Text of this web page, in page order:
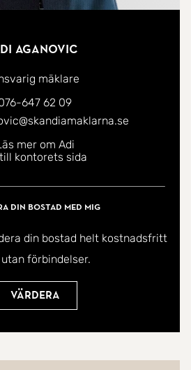
Aganovic
mäklare
647 62 09
mer om Adi
kontorets sida
din bostad med mig
din bostad helt kostnadsfritt
förbindelser.
Värdera